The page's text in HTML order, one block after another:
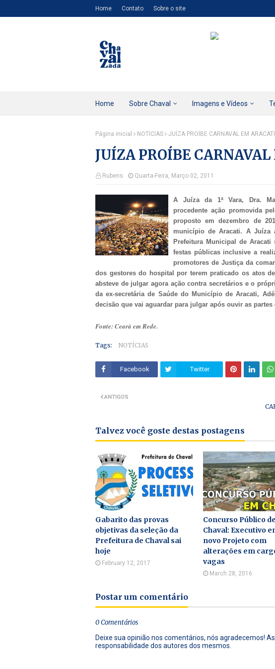
Home Contato Sobre o site
Home Sobre Chaval Imagens e Vídeos
Página inicial NOTÍCIAS JUÍZA PROÍBE CARNAVAL EM ARACATI
JUÍZA PROÍBE
Rubens Quarta-Feira, Março 02, 2011
A Juíza da 1ª Vara, Dra.
procedente ação promovida
proposto em dezembro de
município de Aracati. A Juíza
Prefeitura Municipal de
festas públicas inclusive a
promotores de Justiça da
dos gestores do hospital por terem praticado os atos
absteve de julgar agora ação contra secretários e o
da ex-secretária de Saúde do Município de Aracati,
decisão que vai aguardar para julgar após ouvir as
Fonte: Ceará em Rede.
Tags: NOTÍCIAS
Facebook Twitter
ANTIGOS
Talvez você goste destas postagens
Gabarito das provas
objetivas da seleção da
Prefeitura de Chaval sai
hoje
February 12, 2017
Concurso Público de
Chaval: Executivo
novo Projeto com
alterações em
vagas
March 28, 2016
Postar um comentário
0 Comentários
Deixe sua opinião nos comentários, nós agradecemos!
responsabilidade dos autores dos mesmos.